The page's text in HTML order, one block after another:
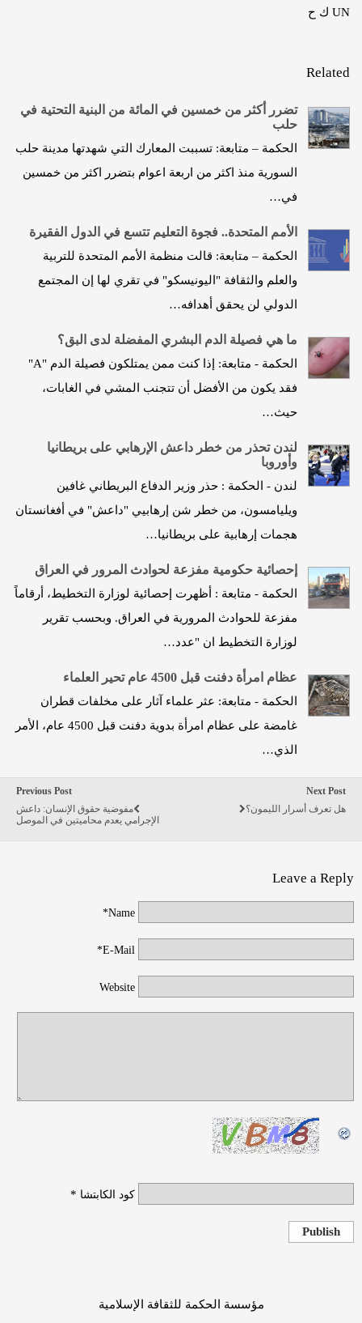
UN ك ح
Related
تضرر أكثر من خمسين في المائة من البنية التحتية في
حلب
الحكمة – متابعة: تسببت المعارك التي شهدتها مدينة حلب
السورية منذ اكثر من اربعة اعوام بتضرر اكثر من خمسين
في…
الأمم المتحدة.. فجوة التعليم تتسع في الدول الفقيرة
الحكمة – متابعة: قالت منظمة الأمم المتحدة للتربية
والعلم والثقافة "اليونيسكو" في تقري لها إن المجتمع
الدولي لن يحقق أهدافه…
ما هي فصيلة الدم البشري المفضلة لدى البق؟
الحكمة - متابعة: إذا كنت ممن يمتلكون فصيلة الدم "A"
فقد يكون من الأفضل أن تتجنب المشي في الغابات،
حيث…
لندن تحذر من خطر داعش الإرهابي على بريطانيا
وأوروبا
لندن - الحكمة : حذر وزير الدفاع البريطاني غافين
ويليامسون، من خطر شن إرهابيي "داعش" في أفغانستان
هجمات إرهابية على بريطانيا…
إحصائية حكومية مفزعة لحوادث المرور في العراق
الحكمة - متابعة : أظهرت إحصائية لوزارة التخطيط، أرقاماً
مفزعة للحوادث المرورية في العراق. وبحسب تقرير
لوزارة التخطيط ان "عدد…
عظام امرأة دفنت قبل 4500 عام تحير العلماء
الحكمة - متابعة: عثر علماء آثار على مخلفات قطران
غامضة على عظام امرأة بدوية دفنت قبل 4500 عام، الأمر
الذي…
Previous Post
مفوضية حقوق الإنسان: داعش
الإجرامي يعدم محاميتين في الموصل
Next Post
هل تعرف أسرار الليمون؟
Leave a Reply
Name*
E-Mail*
Website
كود الكابتشا *
Publish
مؤسسة الحكمة للثقافة الإسلامية